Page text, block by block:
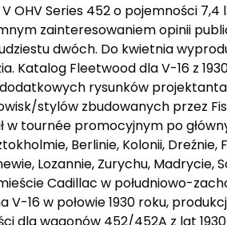
OHV Series 452 o pojemności
zainteresowaniem opinii
dwóch. Do kwietnia
Fleetwood dla V-16 z
rysunków
stylów zbudowanych przez
w tournée promocyjnym po
Berlinie, Kolonii, Dreźnie,
Lozannie, Zurychu, Madrycie,
Cadillac w południowo-
16 w połowie 1930 roku,
dla wagonów 452/452A z lat